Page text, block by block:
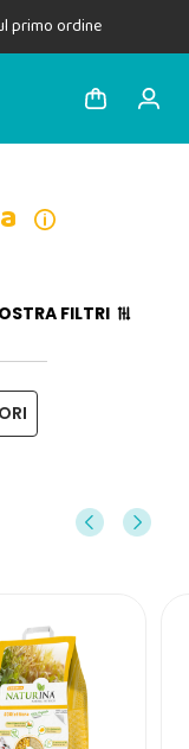
primo ordine
FILTRI